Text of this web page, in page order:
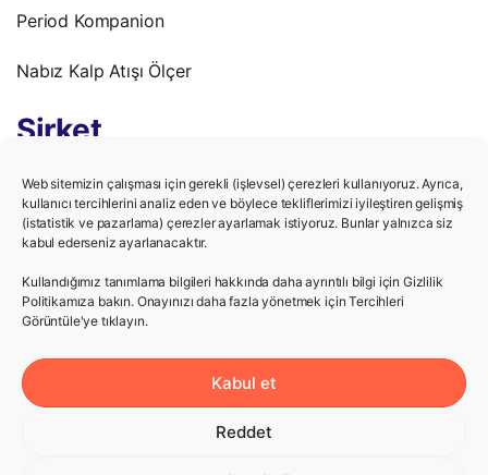
Web sitemizin çalışması için gerekli (işlevsel) çerezleri kullanıyoruz. Ayrıca,
kullanıcı tercihlerini analiz eden ve böylece tekliflerimizi iyileştiren gelişmiş
(istatistik ve pazarlama) çerezler ayarlamak istiyoruz. Bunlar yalnızca siz
kabul ederseniz ayarlanacaktır.
Kullandığımız tanımlama bilgileri hakkında daha ayrıntılı bilgi için Gizlilik
Politikamıza bakın. Onayınızı daha fazla yönetmek için Tercihleri ​​
Görüntüle'ye tıklayın.
Kabul et
Reddet
Period Kompanion
Nabız Kalp Atışı Ölçer
Şirket
Gizlilik Politikası
Kullanım Şartları
Kariyer
Yardım
Destek Merkezi